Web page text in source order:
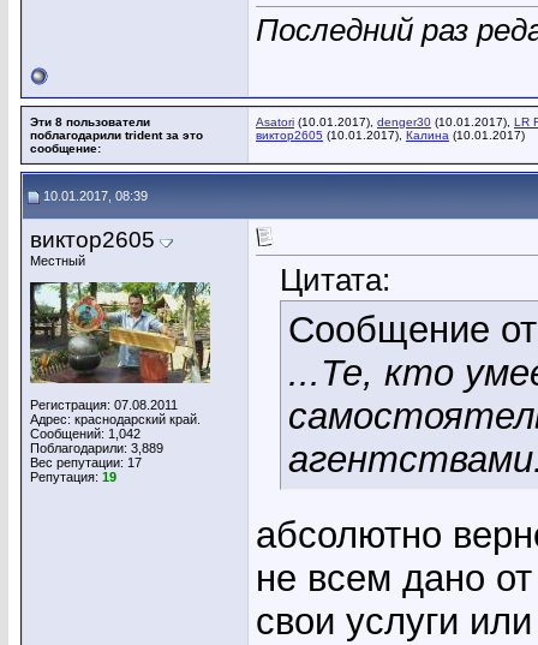
Последний раз
Эти 8 пользователи
поблагодарили trident за это
сообщение:
Asatori (10.01.2017), denger30 (10.01.2017), LR
виктор2605 (10.01.2017), Калина (10.01.2017)
10.01.2017, 08:39
виктор2605
Местный
Регистрация: 07.08.2011
Адрес: краснодарский край.
Сообщений: 1,042
Поблагодарили: 3,889
Вес репутации: 17
Репутация: 19
Цитата:
Сообщение
...Те, кто
абсолютно
не всем дано
свои услуги